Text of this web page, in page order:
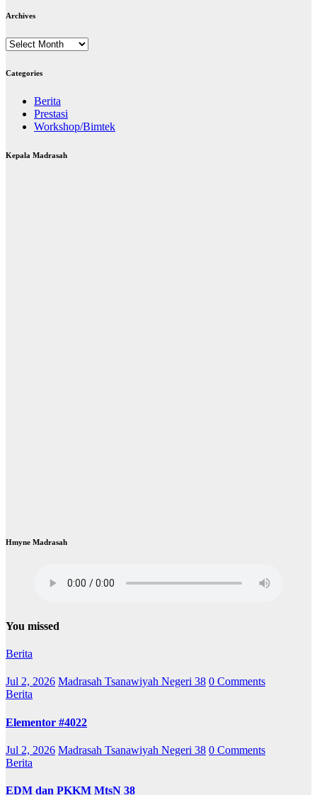
Archives
Archives
Categories
Berita
Prestasi
Workshop/Bimtek
Kepala Madrasah
Hmyne Madrasah
You missed
Berita
Jul 2, 2026 Madrasah Tsanawiyah Negeri 38 0 Comments
Berita
Elementor #4022
Jul 2, 2026 Madrasah Tsanawiyah Negeri 38 0 Comments
Berita
EDM dan PKKM MtsN 38